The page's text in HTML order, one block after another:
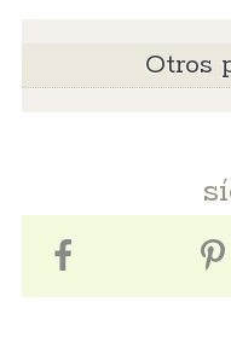
Otros